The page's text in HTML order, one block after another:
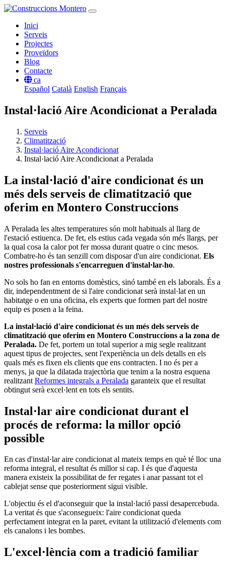
Inici
Serveis
Projectes
Proveïdors
Blog
Contacte
ca
Español Català English Français
Instal·lació Aire Acondicionat a Peralada
Serveis
Climatització
Instal·lació Aire Acondicionat
Instal·lació Aire Acondicionat a Peralada
La instal·lació d'aire condicionat és un
més dels serveis de climatització que
oferim en Montero Construccions
A Peralada les altes temperatures són molt habituals al llarg de
l'estació estiuenca. De fet, els estius cada vegada són més llargs, per
la qual cosa la calor pot fer mossa durant quatre o cinc mesos.
Combatre-ho és tan senzill com disposar d'un aire condicionat. Els
nostres professionals s'encarreguen d'instal·lar-ho.
No sols ho fan en entorns domèstics, sinó també en els laborals. És a
dir, independentment de si l'aire condicionat serà instal·lat en un
habitatge o en una oficina, els experts que formen part del nostre
equip es posen a la feina.
La instal·lació d'aire condicionat és un més dels serveis de
climatització que oferim en Montero Construccions a la zona de
Peralada. De fet, portem un total superior a mig segle realitzant
aquest tipus de projectes, sent l'experiència un dels detalls en els
quals més es fixen els clients que ens contracten. I no és per a
menys, ja que la dilatada trajectòria que tenim a la nostra esquena
realitzant Reformes integrals a Peralada garanteix que el resultat
obtingut serà excel·lent en tots els sentits.
Instal·lar aire condicionat durant el
procés de reforma: la millor opció
possible
En cas d'instal·lar aire condicionat al mateix temps en què té lloc una
reforma integral, el resultat és millor si cap. I és que d'aquesta
manera existeix la possibilitat de fer regates i anar passant tot el
cablejat sense que posteriorment sigui visible.
L'objectiu és el d'aconseguir que la instal·lació passi desapercebuda.
La veritat és que s'aconsegueix: l'aire condicionat queda
perfectament integrat en la paret, evitant la utilització d'elements com
els canalons i les bombes.
L'excel·lència com a tradició familiar